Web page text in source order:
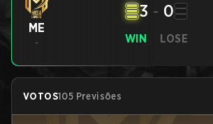
ME
- WIN
3 - 0
LOSE
VOTOS105 Previsões